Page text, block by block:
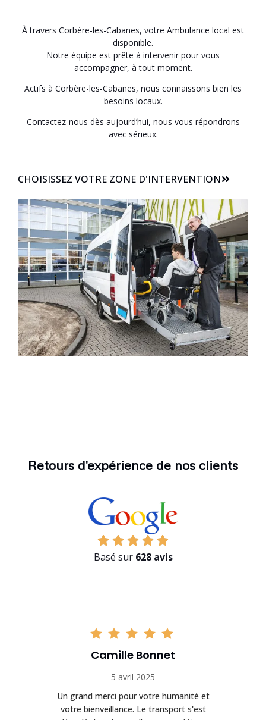
À travers Corbère-les-Cabanes, votre Ambulance local est
disponible.
Notre équipe est prête à intervenir pour vous
accompagner, à tout moment.
Actifs à Corbère-les-Cabanes, nous connaissons bien les
besoins locaux.
Contactez-nous dès aujourd’hui, nous vous répondrons
avec sérieux.
CHOISISSEZ VOTRE ZONE D'INTERVENTION
Retours d'expérience de nos clients
Basé sur 628 avis
Camille Bonnet
5 avril 2025
Un grand merci pour votre humanité et
votre bienveillance. Le transport s'est